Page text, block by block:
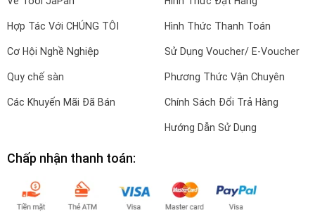
Hợp Tác Với CHÚNG TÔI
Cơ Hội Nghề Nghiệp
Quy chế sàn
Các Khuyến Mãi Đã Bán
Hình Thức Thanh Toán
Sử Dụng Voucher/ E-Voucher
Phương Thức Vận Chuyên
Chính Sách Đổi Trả Hàng
Hướng Dẫn Sử Dụng
Chấp nhận thanh toán: